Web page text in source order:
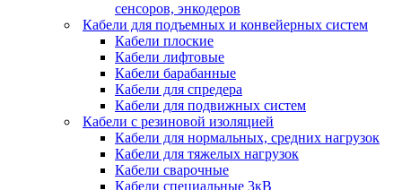
cенсоров, энкодеров
Кабели для подъемных и конвейерных систем
Кабели плоские
Кабели лифтовые
Кабели барабанные
Кабели для спредера
Кабели для подвижных систем
Кабели с резиновой изоляцией
Кабели для нормальных, средних нагрузок
Кабели для тяжелых нагрузок
Кабели сварочные
Кабели специальные 3кВ